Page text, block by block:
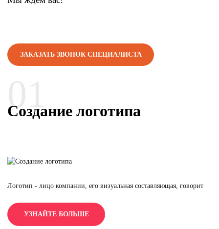
ЗАКАЗАТЬ ЗВОНОК СПЕЦИАЛИСТА
01
Создание логотипа
Логотип - лицо компании, его визуальная составляющая, говорит
показывает уровень её дохода. Значимость логотипа в сегодняшних
тенденциях очень велико. Так что к логотипу надо подходить очень
серьезно, понимая, что компания хочет сказать клиенту и как она
УЗНАЙТЕ БОЛЬШЕ